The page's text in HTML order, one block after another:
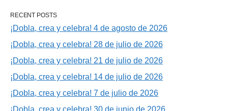
RECENT POSTS
¡Dobla, crea y celebra! 4 de agosto de 2026
¡Dobla, crea y celebra! 28 de julio de 2026
¡Dobla, crea y celebra! 21 de julio de 2026
¡Dobla, crea y celebra! 14 de julio de 2026
¡Dobla, crea y celebra! 7 de julio de 2026